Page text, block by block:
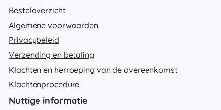
Besteloverzicht
Algemene voorwaarden
Privacybeleid
Verzending en betaling
Klachten en herroeping van de overeenkomst
Klachtenprocedure
Nuttige informatie